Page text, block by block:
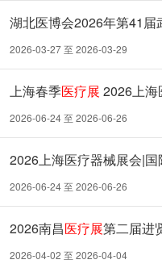
湖北医博会2026年第41届
展
2026-03-27 至 2026-03-29
上海春季医疗展 2026上海
2026-06-24 至 2026-06-26
2026上海医疗器械展会|国
2026-06-24 至 2026-06-26
2026南昌医疗展第二届进
2026-04-02 至 2026-04-04